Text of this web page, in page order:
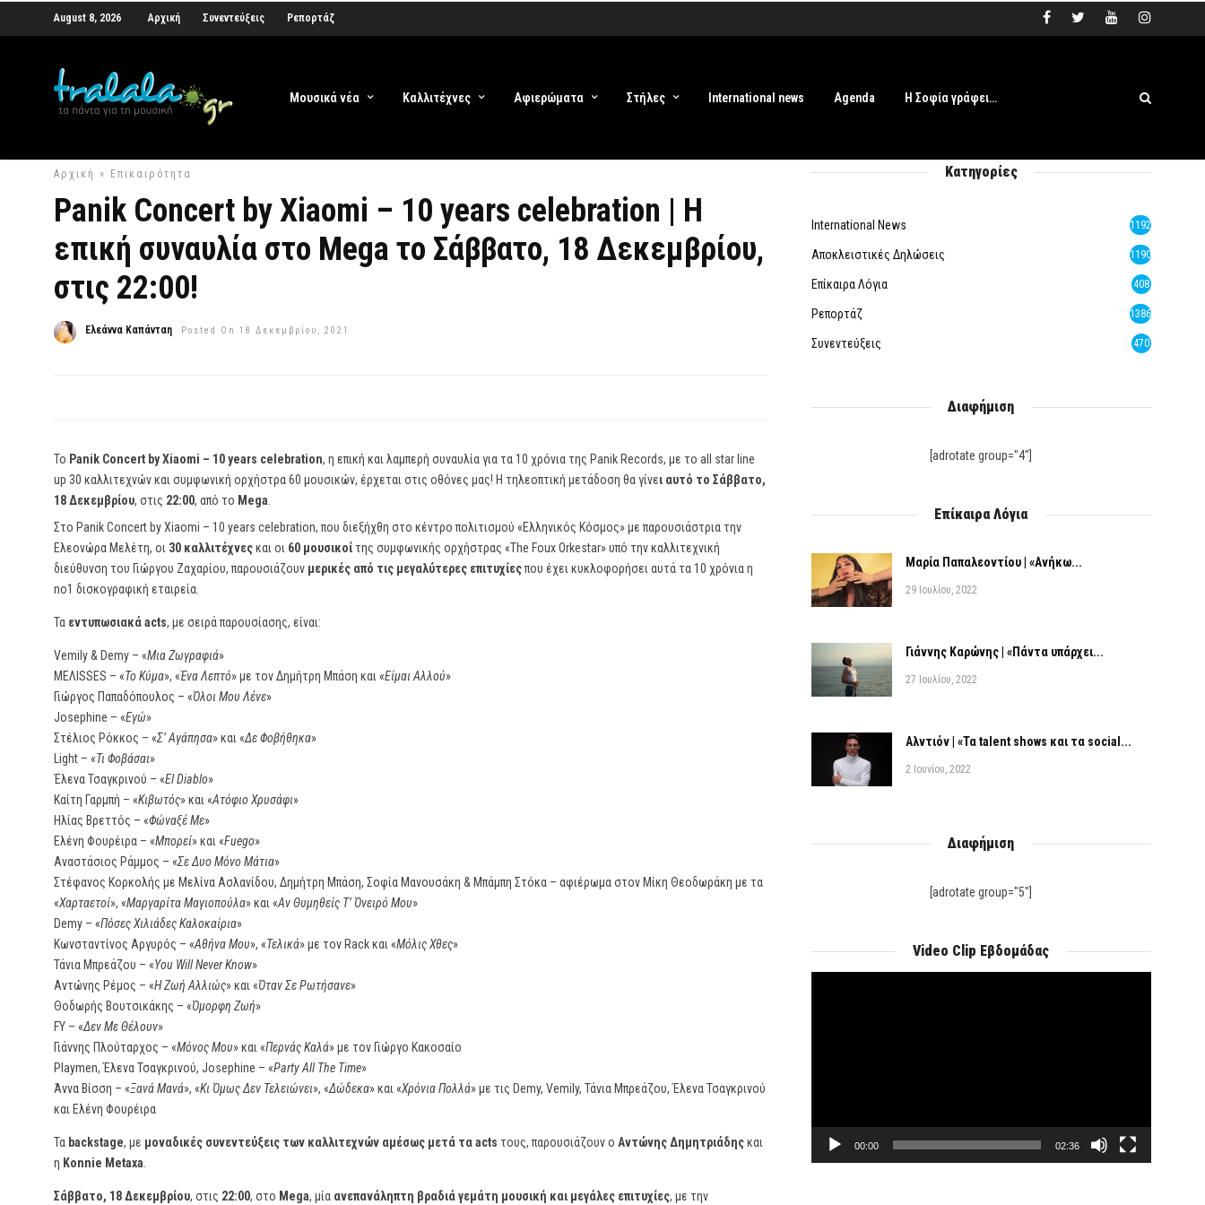
August 8, 2026 Αρχική Συνεντεύξεις Ρεπορτάζ
Μουσικά νέα Καλλιτέχνες Αφιερώματα Στήλες International news Agenda Η Σοφία γράφει…
Αρχική » Επικαιρότητα
Panik Concert by Xiaomi – 10 years celebration | Η
επική συναυλία στο Mega το Σάββατο, 18 Δεκεμβρίου,
στις 22:00!
Ελεάννα Καπάνταη Posted On 18 Δεκεμβρίου, 2021
Το Panik Concert by Xiaomi – 10 years celebration, η επική και λαμπερή συναυλία για τα 10 χρόνια της Panik Records, με το all star line
up 30 καλλιτεχνών και συμφωνική ορχήστρα 60 μουσικών, έρχεται στις οθόνες μας! Η τηλεοπτική μετάδοση θα γίνει αυτό το Σάββατο,
18 Δεκεμβρίου, στις 22:00, από το Mega
Στο Panik Concert by Xiaomi – 10 years celebration, που διεξήχθη στο κέντρο πολιτισμού «Ελληνικός Κόσμος» με παρουσιάστρια την
Ελεονώρα Μελέτη, οι 30 καλλιτέχνεςκαι οι 60 μουσικοίτης συμφωνικής ορχήστρας «The Foux Orkestar» υπό την καλλιτεχνική
διεύθυνση του Γιώργου Ζαχαρίου, παρουσιάζουν μερικές από τις μεγαλύτερες επιτυχίεςπου έχει κυκλοφορήσει αυτά τα 10 χρόνια η
no1 δισκογραφική εταιρεία.
Τα εντυπωσιακά acts, με σειρά παρουσίασης, είναι:
Vemily & Demy – «Μια Ζωγραφιά»
ΜΕΛΙSSES – «Το Κύμα», «Ένα Λεπτό» με τον Δημήτρη Μπάση και «Είμαι Αλλού»
Γιώργος Παπαδόπουλος – «Όλοι Μου Λένε»
Josephine – «Εγώ»
Στέλιος Ρόκκος – «Σ’ Αγάπησα» και «Δε Φοβήθηκα»
Light – «Τι Φοβάσαι»
Έλενα Τσαγκρινού – «El Diablo»
Καίτη Γαρμπή – «Κιβωτός» και «Ατόφιο Χρυσάφι»
Ηλίας Βρεττός – «Φώναξέ Με»
Ελένη Φουρέιρα – «Μπορεί» και «Fuego»
Αναστάσιος Ράμμος – «Σε Δυο Μόνο Μάτια»
Στέφανος Κορκολής με Μελίνα Ασλανίδου, Δημήτρη Μπάση, Σοφία Μανουσάκη & Μπάμπη Στόκα – αφιέρωμα στον Μίκη Θεοδωράκη με τα
«Χαρταετοί», «Μαργαρίτα Μαγιοπούλα» και «Αν Θυμηθείς Τ’ Όνειρό Μου»
Demy – «Πόσες Χιλιάδες Καλοκαίρια»
Κωνσταντίνος Αργυρός – «Αθήνα Μου», «Τελικά» με τον Rack και «Μόλις Χθες»
Τάνια Μπρεάζου – «You Will Never Know»
Αντώνης Ρέμος – «Η Ζωή Αλλιώς» και «Όταν Σε Ρωτήσανε»
Θοδωρής Βουτσικάκης – «Όμορφη Ζωή»
FY – «Δεν Με Θέλουν»
Γιάννης Πλούταρχος – «Μόνος Μου» και «Περνάς Καλά» με τον Γιώργο Κακοσαίο
Playmen, Έλενα Τσαγκρινού, Josephine – «Party All The Time»
Άννα Βίσση – «Ξανά Μανά», «Κι Όμως Δεν Τελειώνει», «Δώδεκα» και «Χρόνια Πολλά» με τις Demy, Vemily, Τάνια Μπρεάζου, Έλενα Τσαγκρινού
και Ελένη Φουρέιρα
Τα backstage, με μοναδικές συνεντεύξεις των καλλιτεχνών αμέσως μετά τα acts τους, παρουσιάζουν ο Αντώνης Δημητριάδηςκαι
η Konnie Metaxa
Σάββατο, 18 Δεκεμβρίου, στις 22:00, στο Mega, μία ανεπανάληπτη βραδιά γεμάτη μουσική και μεγάλες επιτυχίες, με την
Κατηγορίες
International News 1192
Αποκλειστικές Δηλώσεις 1190
Επίκαιρα Λόγια 408
Ρεπορτάζ 1386
Συνεντεύξεις 470
Διαφήμιση
[adrotate group="4"]
Επίκαιρα Λόγια
Μαρία Παπαλεοντίου | «Ανήκω...
29 Ιουλίου, 2022
Γιάννης Καρώνης | «Πάντα υπάρχει...
27 Ιουλίου, 2022
Αλντιόν | «Τα talent shows και τα social...
2 Ιουνίου, 2022
Διαφήμιση
[adrotate group="5"]
Video Clip Εβδομάδας
00:00 02:36